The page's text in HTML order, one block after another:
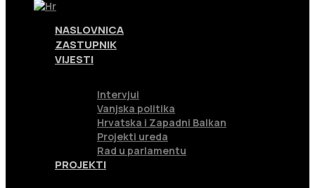
NASLOVNICA
ZASTUPNIK
VIJESTI
Intervjui
Vanjska politika
Hrvatska i Zapadni Balkan
Projekti ureda
Rad u parlamentu
PROJEKTI